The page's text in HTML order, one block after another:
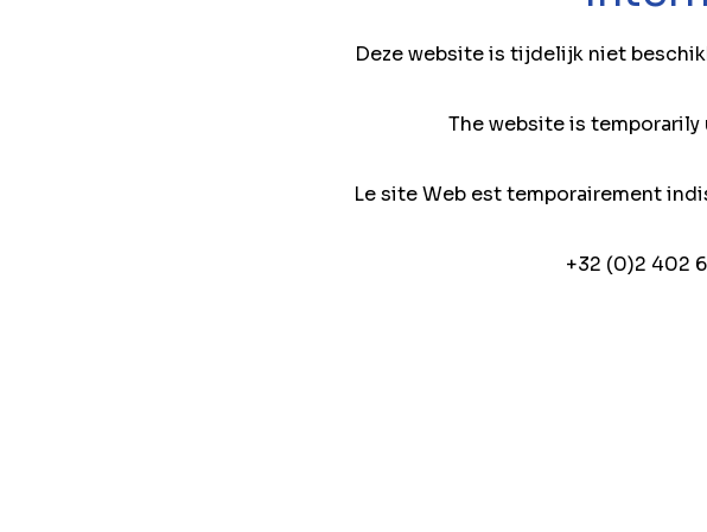
Deze website is tijdelijk niet
The website is
Le site Web est temporairement
+32 (0)2 402